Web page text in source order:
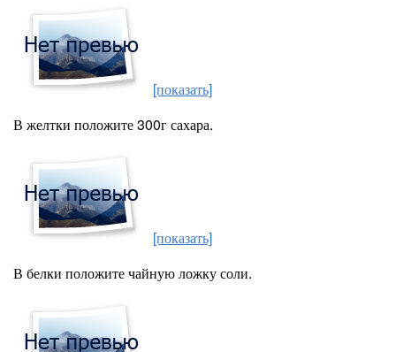
[показать]
В желтки положите 300г сахара.
[показать]
В белки положите чайную ложку соли.